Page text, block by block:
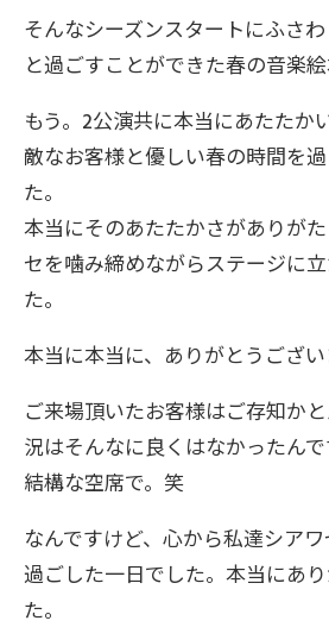
そんなシーズンスタートにふさ
と過ごすことができた春の音楽絵
もう。2公演共に本当にあたたか
敵なお客様と優しい春の時間を
た。
本当にそのあたたかさがありが
セを噛み締めながらステージに
た。
本当に本当に、ありがとうござい
ご来場頂いたお客様はご存知か
況はそんなに良くはなかったんで
結構な空席で。笑
なんですけど、心から私達シア
過ごした一日でした。本当にあ
た。